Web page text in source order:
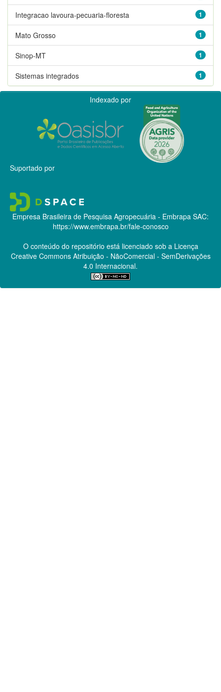
1
Integracao lavoura-pecuaria-floresta
1
Mato Grosso
1
Sinop-MT
1
Sistemas integrados
Indexado por
Suportado por
Empresa Brasileira de Pesquisa Agropecuária - Embrapa SAC:
https://www.embrapa.br/fale-conosco
O conteúdo do repositório está licenciado sob a Licença
Creative CommonsAtribuição - NãoComercial - SemDerivações
4.0 Internacional.